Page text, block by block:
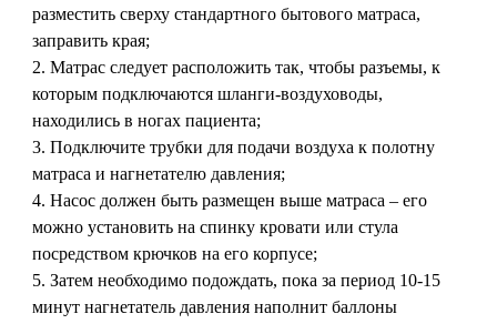
разместить сверху стандартного бытового матраса,
заправить края;
Матрас следует расположить так, чтобы разъемы, к
которым подключаются шланги-воздуховоды,
находились в ногах пациента;
Подключите трубки для подачи воздуха к полотну
матраса и нагнетателю давления;
Насос должен быть размещен выше матраса – его
можно установить на спинку кровати или стула
посредством крючков на его корпусе;
Затем необходимо подождать, пока за период 10-15
минут нагнетатель давления наполнит баллоны